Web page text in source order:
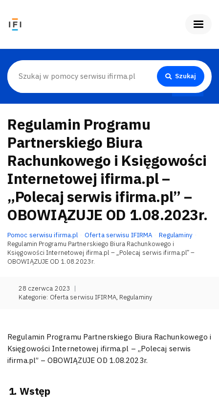
Szukaj
Regulamin Programu
Partnerskiego Biura
Rachunkowego i Księgowości
Internetowej ifirma.pl –
„Polecaj serwis ifirma.pl” –
OBOWIĄZUJE OD 1.08.2023r.
Pomoc serwisu ifirma.pl Oferta serwisu IFIRMA
Regulaminy
Regulamin Programu Partnerskiego Biura Rachunkowego i
Księgowości Internetowej ifirma.pl – „Polecaj serwis ifirma.pl” –
OBOWIĄZUJE OD 1.08.2023r.
28 czerwca 2023
|
Kategorie: Oferta serwisu IFIRMA, Regulaminy
Regulamin Programu Partnerskiego Biura Rachunkowego i
Księgowości Internetowej ifirma.pl – „Polecaj serwis
ifirma.pl” – OBOWIĄZUJE OD 1.08.2023r.
Wstęp